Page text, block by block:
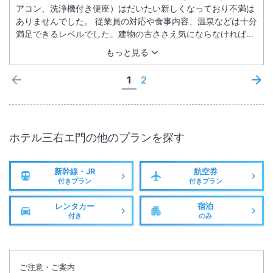
もっと見る
アコン、洗浄機付き便座）はだいたい新しくなっており不満は
ありませんでした。 従業員の対応や食事内容、温泉などは十分
満足できるレベルでした。建物の古ささえ気にならなければ、
おすすめ出来るホテルだと思います。
1 2
ホテル三右エ門の他のプランを探す
新幹線・JR
付きプラン
航空券
付きプラン
レンタカー
付き
宿泊
のみ
ご注意・ご案内